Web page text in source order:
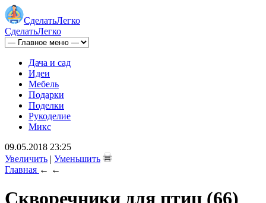
СделатьЛегко
СделатьЛегко
Дача и сад
Идеи
Мебель
Подарки
Поделки
Рукоделие
Микс
09.05.2018 23:25
Увеличить | Уменьшить
Главная ← ←
Скворечники для птиц (66)